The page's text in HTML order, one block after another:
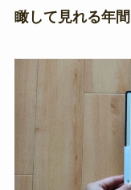
瞰して見れる年